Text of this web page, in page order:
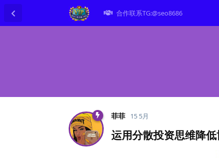
合作联系TG:@seo8686
菲菲 15 5月
运用分散投资思维降